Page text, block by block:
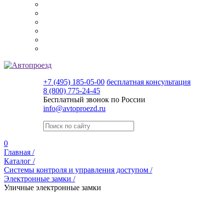
+7 (495) 185-05-00 бесплатная консультация
8 (800) 775-24-45
Бесплатный звонок по России
info@avtoproezd.ru
0
Главная /
Каталог /
Системы контроля и управления доступом /
Электронные замки /
Уличные электронные замки